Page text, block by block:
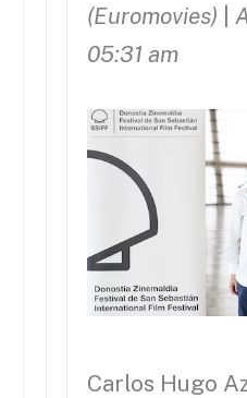
(Euromovies)
05:31 am
Carlos Hugo